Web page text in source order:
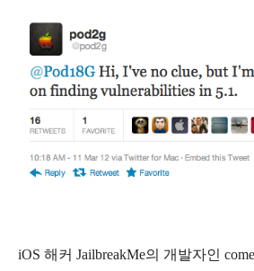
iOS 해커 JailbreakMe의 개발자인